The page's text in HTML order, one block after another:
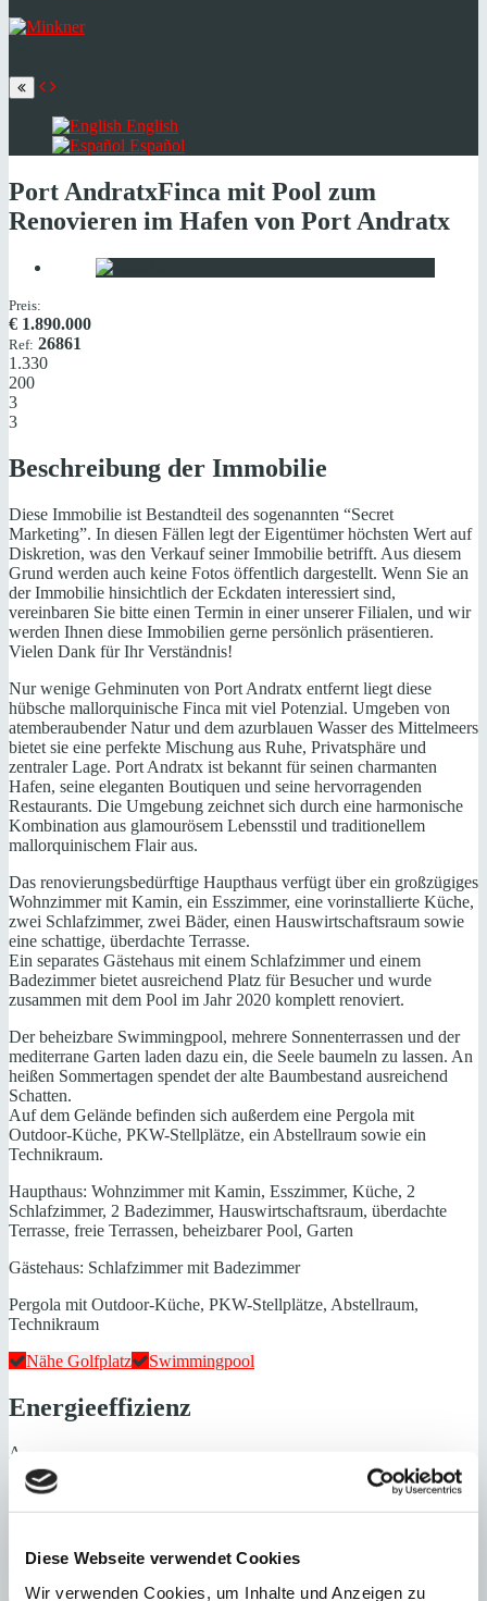
Diese Webseite verwendet Cookies
Wir verwenden Cookies, um Inhalte und Anzeigen zu
language
English
Español
Port AndratxFinca mit Pool zum
Renovieren im Hafen von Port Andratx
Preis:
€ 1.890.000
Ref: 26861
1.330
200
3
3
Beschreibung der Immobilie
Diese Immobilie ist Bestandteil des sogenannten “Secret
Marketing”. In diesen Fällen legt der Eigentümer höchsten Wert auf
Diskretion, was den Verkauf seiner Immobilie betrifft. Aus diesem
Grund werden auch keine Fotos öffentlich dargestellt. Wenn Sie an
der Immobilie hinsichtlich der Eckdaten interessiert sind,
vereinbaren Sie bitte einen Termin in einer unserer Filialen, und wir
werden Ihnen diese Immobilien gerne persönlich präsentieren.
Vielen Dank für Ihr Verständnis!
Nur wenige Gehminuten von Port Andratx entfernt liegt diese
hübsche mallorquinische Finca mit viel Potenzial. Umgeben von
atemberaubender Natur und dem azurblauen Wasser des Mittelmeers
bietet sie eine perfekte Mischung aus Ruhe, Privatsphäre und
zentraler Lage. Port Andratx ist bekannt für seinen charmanten
Hafen, seine eleganten Boutiquen und seine hervorragenden
Restaurants. Die Umgebung zeichnet sich durch eine harmonische
Kombination aus glamourösem Lebensstil und traditionellem
mallorquinischem Flair aus.
Das renovierungsbedürftige Haupthaus verfügt über ein großzügiges
Wohnzimmer mit Kamin, ein Esszimmer, eine vorinstallierte Küche,
zwei Schlafzimmer, zwei Bäder, einen Hauswirtschaftsraum sowie
eine schattige, überdachte Terrasse.
Ein separates Gästehaus mit einem Schlafzimmer und einem
Badezimmer bietet ausreichend Platz für Besucher und wurde
zusammen mit dem Pool im Jahr 2020 komplett renoviert.
Der beheizbare Swimmingpool, mehrere Sonnenterrassen und der
mediterrane Garten laden dazu ein, die Seele baumeln zu lassen. An
heißen Sommertagen spendet der alte Baumbestand ausreichend
Schatten.
Auf dem Gelände befinden sich außerdem eine Pergola mit
Outdoor-Küche, PKW-Stellplätze, ein Abstellraum sowie ein
Technikraum.
Haupthaus: Wohnzimmer mit Kamin, Esszimmer, Küche, 2
Schlafzimmer, 2 Badezimmer, Hauswirtschaftsraum, überdachte
Terrasse, freie Terrassen, beheizbarer Pool, Garten
Gästehaus: Schlafzimmer mit Badezimmer
Pergola mit Outdoor-Küche, PKW-Stellplätze, Abstellraum,
Technikraum
Nähe Golfplatz
Swimmingpool
Energieeffizienz
A
D